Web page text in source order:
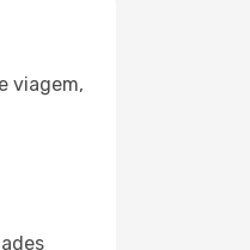
viagem,